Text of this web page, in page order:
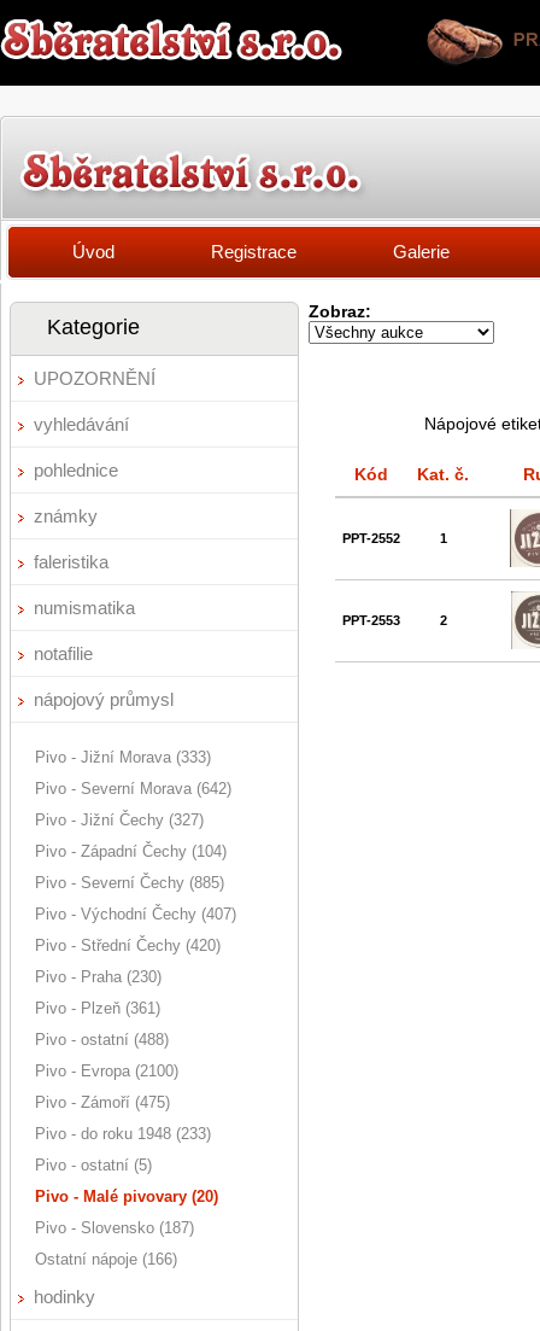
Úvod Registrace Galerie
Kategorie
UPOZORNĚNÍ
vyhledávání
pohlednice
známky
faleristika
numismatika
notafilie
nápojový průmysl
Pivo - Jižní Morava (333)
Pivo - Severní Morava (642)
Pivo - Jižní Čechy (327)
Pivo - Západní Čechy (104)
Pivo - Severní Čechy (885)
Pivo - Východní Čechy (407)
Pivo - Střední Čechy (420)
Pivo - Praha (230)
Pivo - Plzeň (361)
Pivo - ostatní (488)
Pivo - Evropa (2100)
Pivo - Zámoří (475)
Pivo - do roku 1948 (233)
Pivo - ostatní (5)
Pivo - Malé pivovary (20)
Pivo - Slovensko (187)
Ostatní nápoje (166)
hodinky
Zobraz:
Nápojové
Kód Kat. č.
PPT-2552 1
PPT-2553 2